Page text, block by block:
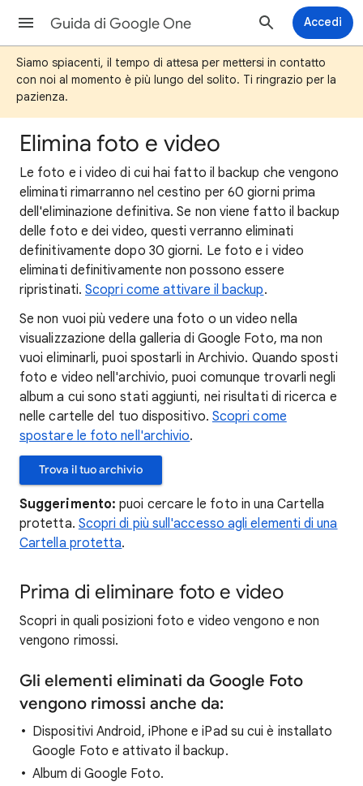
Guida di Google One Accedi
Siamo spiacenti, il tempo di attesa per mettersi in contatto
con noi al momento è più lungo del solito. Ti ringrazio per la
pazienza.
Elimina foto e video
Le foto e i video di cui hai fatto il backup che vengono
eliminati rimarranno nel cestino per 60 giorni prima
dell'eliminazione definitiva. Se non viene fatto il backup
delle foto e dei video, questi verranno eliminati
definitivamente dopo 30 giorni. Le foto e i video
eliminati definitivamente non possono essere
ripristinati.Scopri come attivare il backup.
Se non vuoi più vedere una foto o un video nella
visualizzazione della galleria di Google Foto, ma non
vuoi eliminarli, puoi spostarli in Archivio. Quando sposti
foto e video nell'archivio, puoi comunque trovarli negli
album a cui sono stati aggiunti, nei risultati di ricerca e
nelle cartelle del tuo dispositivo. Scopri come
spostare le foto nell'archivio.
Trova il tuo archivio
Suggerimento: puoi cercare le foto in una Cartella
protetta. Scopri di più sull'accesso agli elementi di una
Cartella protetta.
Prima di eliminare foto e video
Scopri in quali posizioni foto e video vengono e non
vengono rimossi.
Gli elementi eliminati da Google Foto
vengono rimossi anche da:
Dispositivi Android, iPhone e iPad su cui è installato
Google Foto e attivato il backup.
Album di Google Foto.